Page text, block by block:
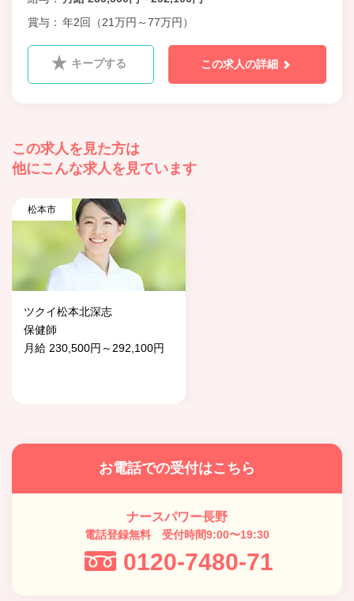
賞与
年2回（21万円～77万円）
キープする この求人の詳細
この求人を見た方は
他にこんな求人を見ています
松本市
ツクイ松本北深志
保健師
月給 230,500円～292,100円
お電話での受付はこちら
ナースパワー長野
電話登録無料 受付時間9:00〜19:30
0120-7480-71